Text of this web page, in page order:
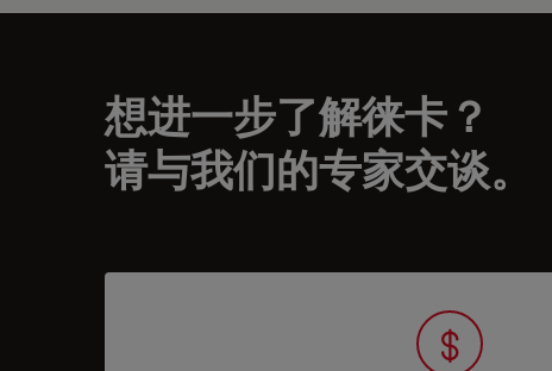
想进一步了解徕卡？
请与我们的专家交谈。